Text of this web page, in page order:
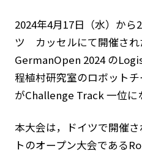
2024年4月17日（水）から
ツ カッセルにて開催され
GermanOpen 2024 の
程植村研究室のロボット
がChallenge Track 一位に
本大会は，ドイツで開催
トのオープン大会である